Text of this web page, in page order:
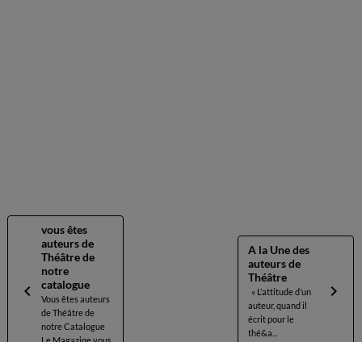
vous êtes
auteurs de
Théâtre de
notre
catalogue
Vous êtes auteurs
de Théâtre de
notre Catalogue
Le Magazine vous
A la Une des
auteurs de
Théâtre
« L’attitude d’un
auteur, quand il
écrit pour le
thé&a...